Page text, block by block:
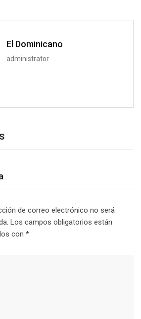
El Dominicano
administrator
de correo electrónico no será
Los campos obligatorios están
con *